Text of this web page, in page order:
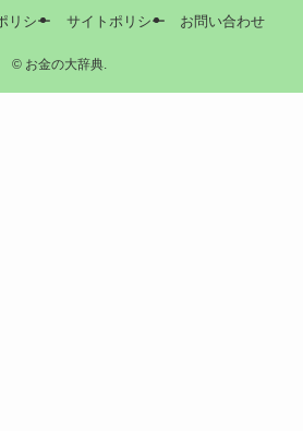
リシー サイトポリシー お問い合わせ
©お金の大辞典.